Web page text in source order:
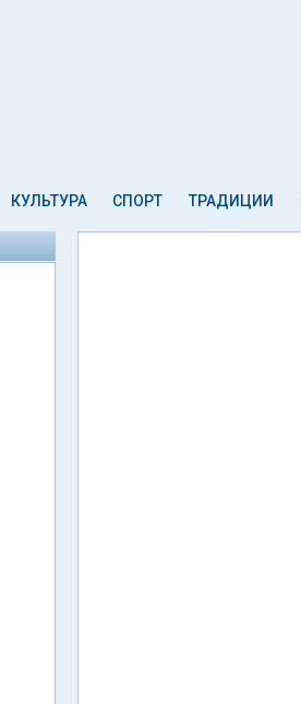
КУЛЬТУРА СПОРТ ТРАДИЦИИ